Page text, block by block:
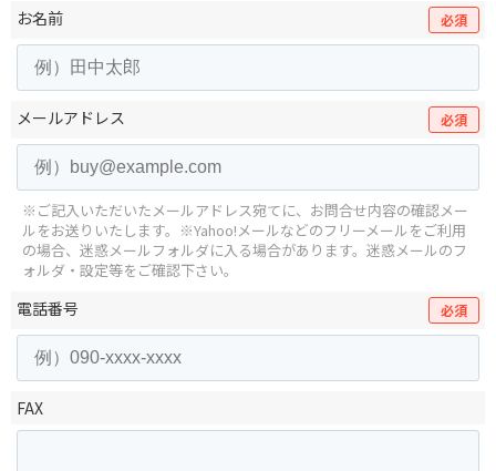
お名前 必須
メールアドレス 必須
※ご記入いただいたメールアドレス宛てに、お問合せ内容の確認メー
ルをお送りいたします。 ※Yahoo!メールなどのフリーメールをご利用
の場合、迷惑メールフォルダに入る場合があります。 迷惑メールのフ
ォルダ・設定等をご確認下さい。
電話番号 必須
FAX